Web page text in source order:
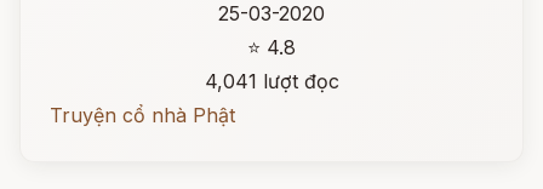
25-03-2020
⭐ 4.8
4,041 lượt đọc
Truyện cổ nhà Phật